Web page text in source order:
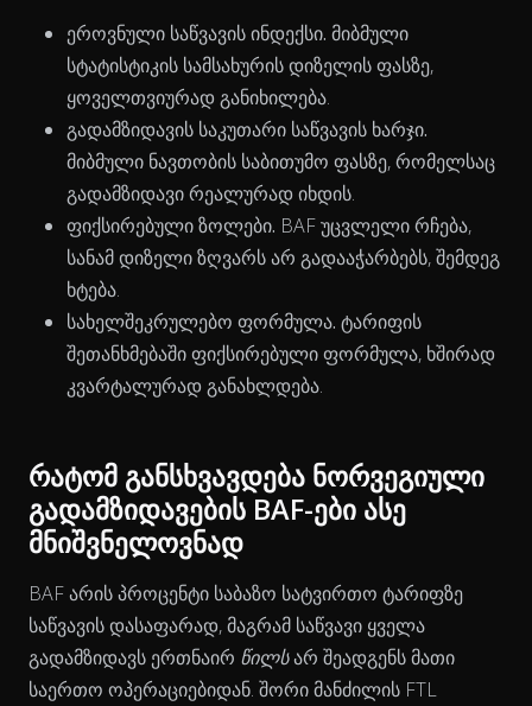
The chart has 2 Y axes displaying % and EUR/L.
ეროვნული საწვავის ინდექსი. მიბმული
სტატისტიკის სამსახურის დიზელის ფასზე,
ყოველთვიურად განიხილება.
გადამზიდავის საკუთარი საწვავის ხარჯი.
მიბმული ნავთობის საბითუმო ფასზე, რომელსაც
გადამზიდავი რეალურად იხდის.
ფიქსირებული ზოლები. BAF უცვლელი რჩება,
სანამ დიზელი ზღვარს არ გადააჭარბებს, შემდეგ
ხტება.
სახელშეკრულებო ფორმულა. ტარიფის
შეთანხმებაში ფიქსირებული ფორმულა, ხშირად
კვარტალურად განახლდება.
რატომ განსხვავდება ნორვეგიული
გადამზიდავების BAF-ები ასე
მნიშვნელოვნად
BAF არის პროცენტი საბაზო სატვირთო ტარიფზე
საწვავის დასაფარად, მაგრამ საწვავი ყველა
გადამზიდავს ერთნაირ წილსარ შეადგენს მათი
საერთო ოპერაციებიდან. შორი მანძილის FTL